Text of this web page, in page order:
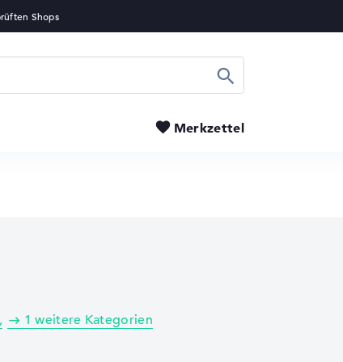
Merkzettel
1 weitere Kategorien